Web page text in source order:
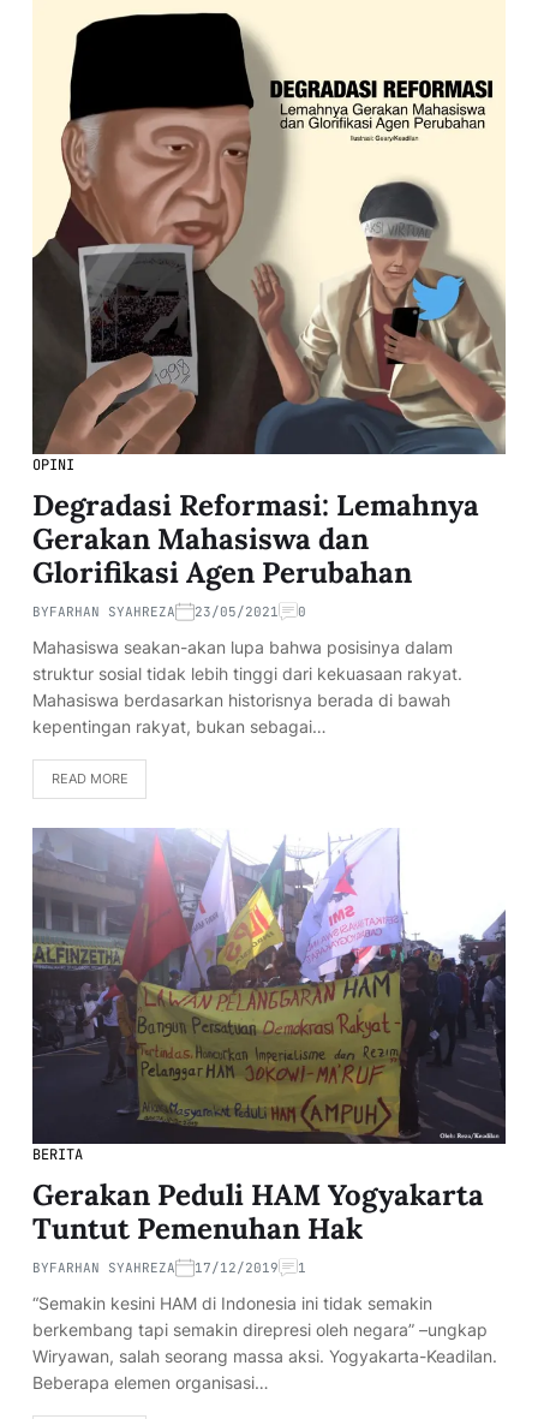
OPINI
Degradasi Reformasi: Lemahnya
Gerakan Mahasiswa dan
Glorifikasi Agen Perubahan
BYFARHAN SYAHREZA 23/05/2021 0
Mahasiswa seakan-akan lupa bahwa posisinya dalam
struktur sosial tidak lebih tinggi dari kekuasaan rakyat.
Mahasiswa berdasarkan historisnya berada di bawah
kepentingan rakyat, bukan sebagai…
READ MORE
BERITA
Gerakan Peduli HAM Yogyakarta
Tuntut Pemenuhan Hak
BYFARHAN SYAHREZA 17/12/2019 1
“Semakin kesini HAM di Indonesia ini tidak semakin
berkembang tapi semakin direpresi oleh negara” –ungkap
Wiryawan, salah seorang massa aksi. Yogyakarta-Keadilan.
Beberapa elemen organisasi…